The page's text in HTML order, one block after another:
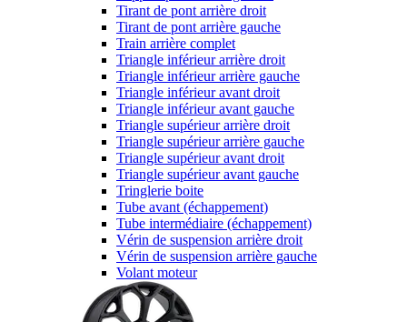
Tirant de pont arrière droit
Tirant de pont arrière gauche
Train arrière complet
Triangle inférieur arrière droit
Triangle inférieur arrière gauche
Triangle inférieur avant droit
Triangle inférieur avant gauche
Triangle supérieur arrière droit
Triangle supérieur arrière gauche
Triangle supérieur avant droit
Triangle supérieur avant gauche
Tringlerie boite
Tube avant (échappement)
Tube intermédiaire (échappement)
Vérin de suspension arrière droit
Vérin de suspension arrière gauche
Volant moteur